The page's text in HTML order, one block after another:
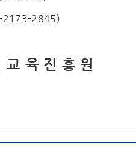
2173-2845)
진 흥 원